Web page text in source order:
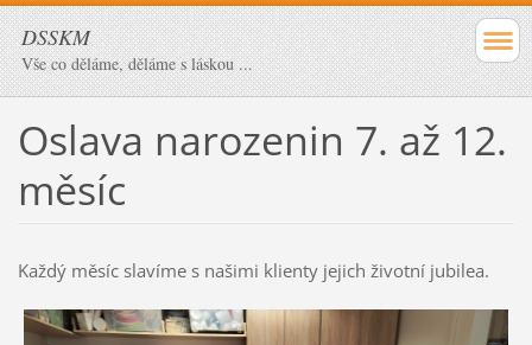
DSSKM
Vše co děláme, děláme s láskou ...
Oslava narozenin 7. až 12.
měsíc
Každý měsíc slavíme s našimi klienty jejich životní jubilea.